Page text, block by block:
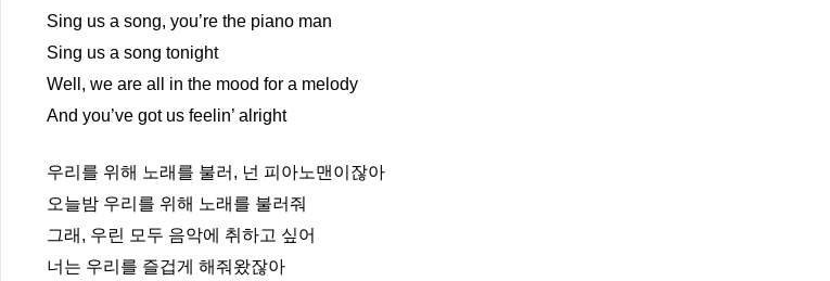
Sing us a song, you’re the piano man
Sing us a song tonight
Well, we are all in the mood for a melody
And you’ve got us feelin’ alright
우리를 위해 노래를 불러, 넌 피아노맨이잖아
오늘밤 우리를 위해 노래를 불러줘
그래, 우린 모두 음악에 취하고 싶어
너는 우리를 즐겁게 해줘왔잖아